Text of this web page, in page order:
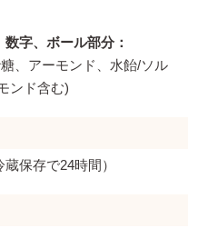
数字、ボール部分
、アーモンド、水飴/ソル
ンド含む)
保存で24時間）